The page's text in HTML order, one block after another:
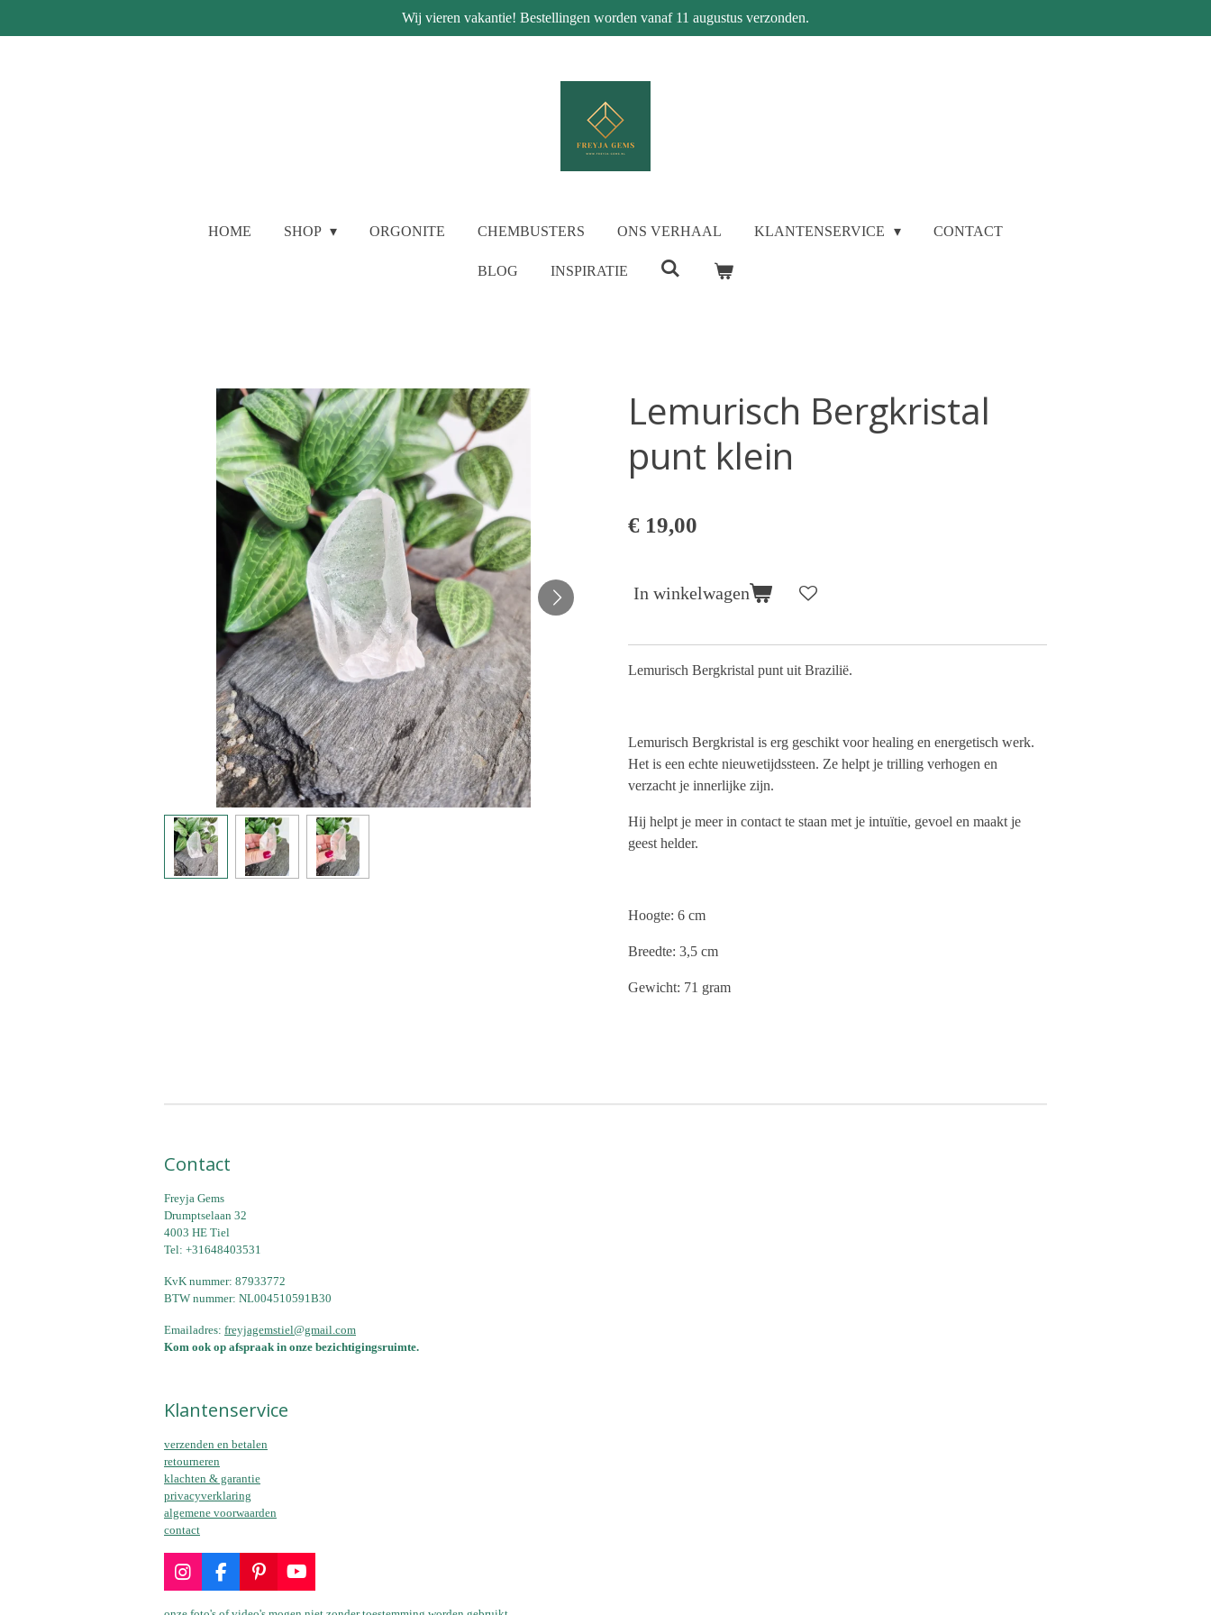
direct
Wij vieren vakantie! Bestellingen worden vanaf 11 augustus verzonden.
HOME SHOP ORGONITE CHEMBUSTERS ONS VERHAAL KLANTENSERVICE CONTACT
BLOG INSPIRATIE
Lemurisch Bergkristal
punt klein
€ 19,00
In winkelwagen
Lemurisch Bergkristal punt uit Brazilië.
Lemurisch Bergkristal is erg geschikt voor healing en energetisch werk.
Het is een echte nieuwetijdssteen. Ze helpt je trilling verhogen en
verzacht je innerlijke zijn.
Hij helpt je meer in contact te staan met je intuïtie, gevoel en maakt je
geest helder.
Hoogte: 6 cm
Breedte: 3,5 cm
Gewicht: 71 gram
Contact
Freyja Gems
Drumptselaan 32
4003 HE Tiel
Tel: +31648403531
KvK nummer: 87933772
BTW nummer: NL004510591B30
Emailadres: freyjagemstiel@gmail.com
Kom ook op afspraak in onze bezichtigingsruimte.
Klantenservice
verzenden en betalen
retourneren
klachten & garantie
privacyverklaring
algemene voorwaarden
contact
I
F
P
Y